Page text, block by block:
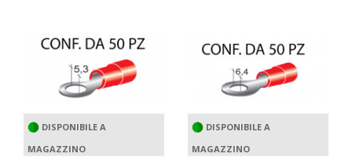
DISPONIBILE A
MAGAZZINO
DISPONIBILE A
MAGAZZINO